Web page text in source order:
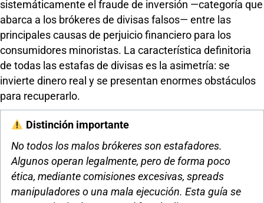
sistemáticamente el fraude de inversión —categoría que
abarca a los brókeres de divisas falsos— entre las
principales causas de perjuicio financiero para los
consumidores minoristas. La característica definitoria
de todas las estafas de divisas es la asimetría: se
invierte dinero real y se presentan enormes obstáculos
para recuperarlo.
Distinción importante
No todos los malos brókeres son estafadores.
Algunos operan legalmente, pero de forma poco
ética, mediante comisiones excesivas, spreads
manipuladores o una mala ejecución. Esta guía se